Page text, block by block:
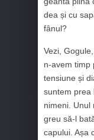
dea și cu
fânul?
Vezi,
n-avem timp
tensiune și
suntem prea
nimeni. Unul
greu să-l
capului. Așa